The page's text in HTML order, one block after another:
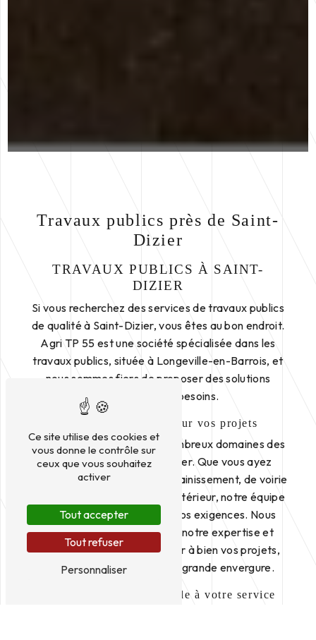
Travaux publics près de Saint-
Dizier
TRAVAUX PUBLICS À SAINT-
DIZIER
Si vous recherchez des services de travaux publics
de qualité à Saint-Dizier, vous êtes au bon endroit.
Agri TP 55 est une société spécialisée dans les
travaux publics, située à Longeville-en-Barrois, et
nous sommes fiers de proposer des solutions
adaptées à vos besoins.
Des services variés pour vos projets
Nous intervenons dans de nombreux domaines des
travaux publics à Saint-Dizier. Que vous ayez
besoin de terrassement, d'assainissement, de voirie
ou encore d'aménagement extérieur, notre équipe
qualifiée saura répondre à vos exigences. Nous
mettons à votre disposition notre expertise et
notre savoir-faire pour mener à bien vos projets,
qu'ils soient de petite ou de grande envergure.
Une équipe professionnelle à votre service
Ce site utilise des cookies et
vous donne le contrôle sur
ceux que vous souhaitez
activer
Tout accepter
Tout refuser
Personnaliser